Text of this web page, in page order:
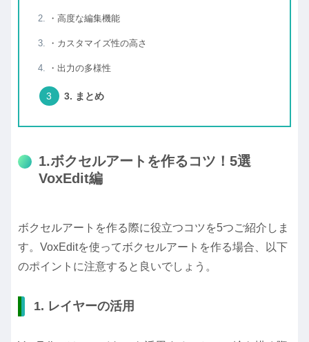
・高度な編集機能
・カスタマイズ性の高さ
・出力の多様性
3. まとめ
1.ボクセルアートを作るコツ！5選
VoxEdit編
ボクセルアートを作る際に役立つコツを5つご紹介しま
す。VoxEditを使ってボクセルアートを作る場合、以下
のポイントに注意すると良いでしょう。
1. レイヤーの活用